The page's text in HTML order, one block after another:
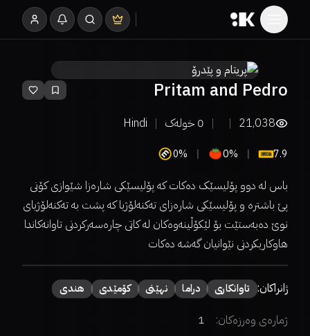
Pritam and Pedro
21,038
0 خولەک Hindi
7.9
0%
0%
باس لە دوو پۆلیسێک دەکات کە پۆلیسێکی شارەزا شێوازی کۆنی
پێ باشترە و پۆلیسێکی شارەزای تەکنەلۆژیا کە پشت بە تەکنەلۆژیای
نوێ دەبەستێت بۆ لێکۆڵینەوەکان لە کاتی چارەسەرکردنی تاوانەکاندا
هاوکاریکردنی نێوانیان گەشە دەکات
ژانراکان: تاوانکاری دراما نهێنی كۆمێدی هندی
ژمارەی وەرزەکان:
1